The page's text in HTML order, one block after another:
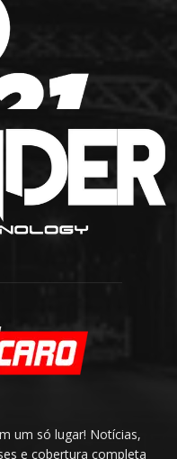
um só lugar! Notícias,
e cobertura completa